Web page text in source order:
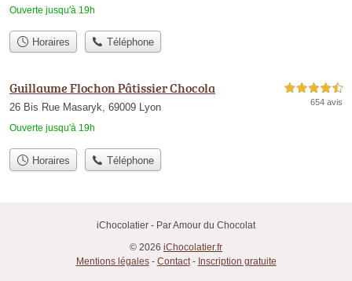
Ouverte jusqu'à 19h
Horaires Téléphone
Guillaume Flochon Pâtissier Chocola
26 Bis Rue Masaryk, 69009 Lyon
Ouverte jusqu'à 19h
4,5 étoiles sur 5
654 avis
Horaires Téléphone
iChocolatier - Par Amour du Chocolat
© 2026 iChocolatier.fr
Mentions légales- Contact- Inscription gratuite